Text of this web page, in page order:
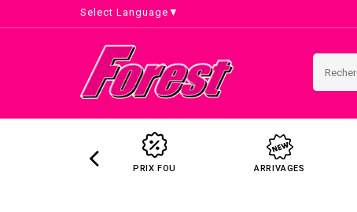
Select Language ▼
PRIX FOU ARRIVAGES